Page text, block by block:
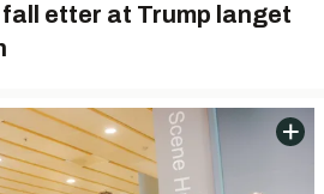
etter at Trump langet